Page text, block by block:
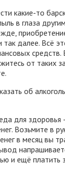
какие-то
в глаза
далее. Всё
средств.
от таких
об
для здоровья
Возьмите в
в месяц вы
и ещё платить